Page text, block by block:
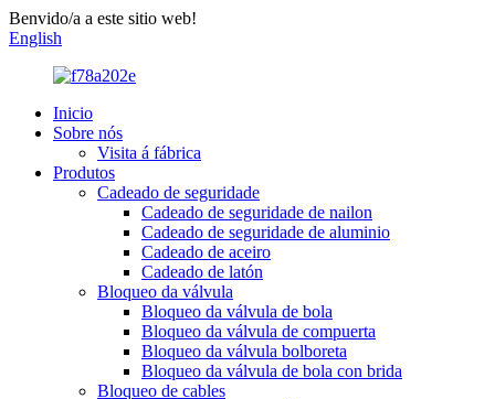
Benvido/a a este sitio web!
English
Inicio
Sobre nós
Visita á fábrica
Produtos
Cadeado de seguridade
Cadeado de seguridade de nailon
Cadeado de seguridade de aluminio
Cadeado de aceiro
Cadeado de latón
Bloqueo da válvula
Bloqueo da válvula de bola
Bloqueo da válvula de compuerta
Bloqueo da válvula bolboreta
Bloqueo da válvula de bola con brida
Bloqueo de cables